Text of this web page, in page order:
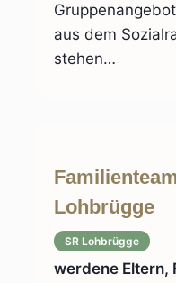
aus dem
stehen…
Lohbrügge
SR Lohbrügge
werdene Eltern,